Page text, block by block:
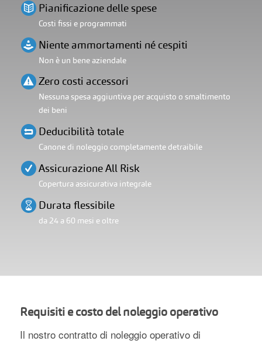
Pianificazione delle spese
Costi fissi e programmati
Niente ammortamenti né cespiti
Non è un bene aziendale
Zero costi accessori
Nessuna spesa aggiuntiva per acquisto o smaltimento
dei beni
Deducibilità totale
Canone di noleggio completamente detraibile
Assicurazione All Risk
Copertura assicurativa integrale
Durata flessibile
da 24 a 60 mesi e oltre
Requisiti e costo del noleggio operativo
Il nostro contratto di noleggio operativo di